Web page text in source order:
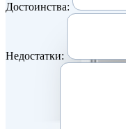
Достоинства:
Недостатки: